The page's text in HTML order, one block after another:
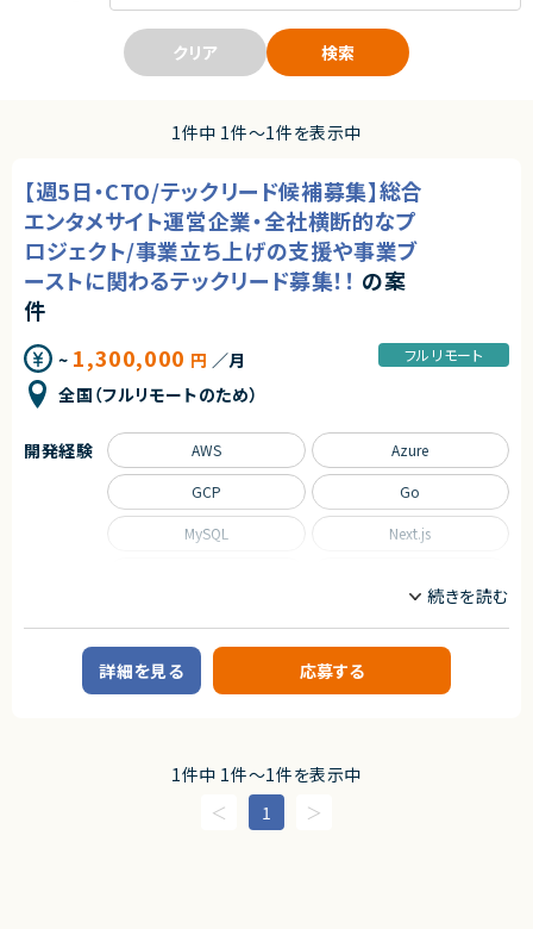
クリア 検索
1件中 1件〜1件を表示中
【週5日・CTO/テックリード候補募集】総合
エンタメサイト運営企業・全社横断的なプ
ロジェクト/事業立ち上げの支援や事業ブ
ーストに関わるテックリード募集！！ の案
件
~ 1,300,000 円 ／月
全国（フルリモートのため）
フルリモート
CTO/VPoE/テックリード
インフラエンジニア/SRE
事業部を横断した開発の支援を行う部署です。
事業立ち上げの支援や事業ブーストするための横断支援を行います。
開発経験 AWS Azure
GCP Go
MySQL Next.js
詳細を見る 応募する
1件中 1件〜1件を表示中
1